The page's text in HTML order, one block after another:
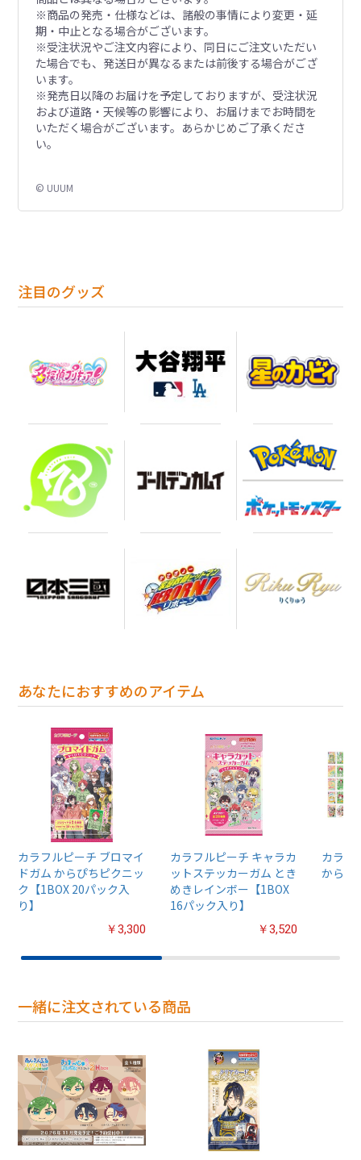
※商品の発売・仕様などは、諸般の事情により変更・延
期・中止となる場合がございます。
※受注状況やご注文内容により、同日にご注文いただい
た場合でも、発送日が異なるまたは前後する場合がござ
います。
※発売日以降のお届けを予定しておりますが、受注状況
および道路・天候等の影響により、お届けまでお時間を
いただく場合がございます。あらかじめご了承くださ
い。
© UUUM
注目のグッズ
あなたにおすすめのアイテム
カラフルピーチ ブロマイ
ドガム からぴちピクニッ
ク【1BOX 20パック入
り】
￥3,300
カラフルピーチ キャラカ
ットステッカーガム とき
めきレインボー【1BOX
16パック入り】
￥3,520
カラフ
からぴ
一緒に注文されている商品